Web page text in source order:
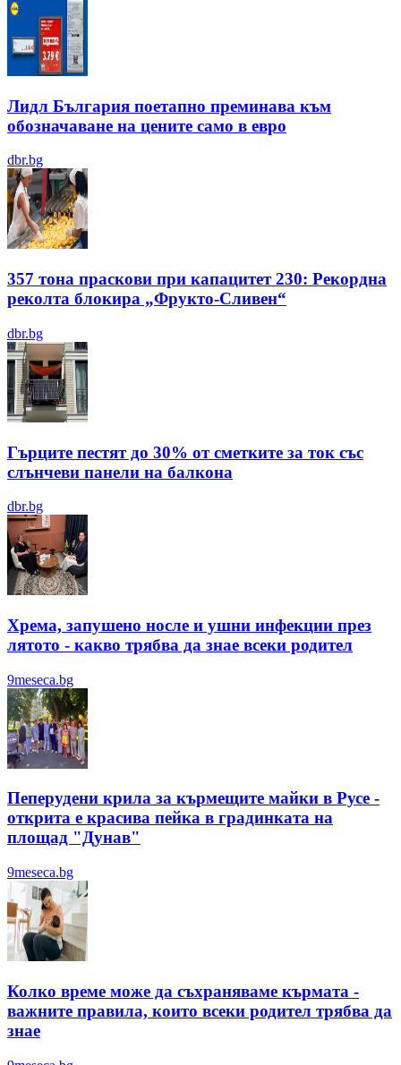
Лидл България поетапно преминава към
обозначаване на цените само в евро
dbr.bg
357 тона праскови при капацитет 230: Рекордна
реколта блокира „Фрукто-Сливен“
dbr.bg
Гърците пестят до 30% от сметките за ток със
слънчеви панели на балкона
dbr.bg
Хрема, запушено носле и ушни инфекции през
лятотo - какво трябва да знае всеки родител
9meseca.bg
Пеперудени крила за кърмещите майки в Русе -
открита е красива пейка в градинката на
площад "Дунав"
9meseca.bg
Колко време може да съхраняваме кърмата -
важните правила, които всеки родител трябва да
знае